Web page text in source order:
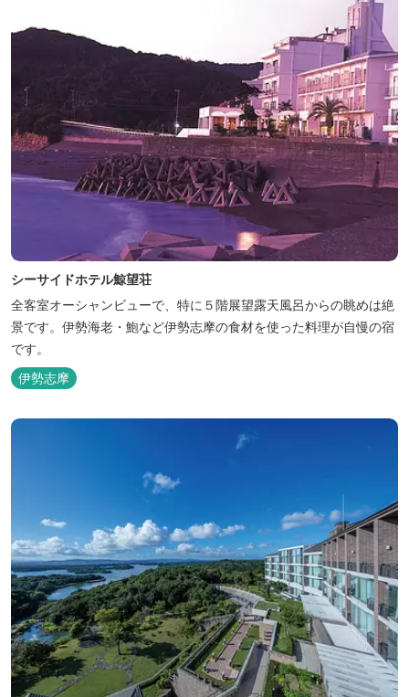
シーサイドホテル鯨望荘
全客室オーシャンビューで、特に５階展望露天風呂からの眺めは絶
景です。伊勢海老・鮑など伊勢志摩の食材を使った料理が自慢の宿
です。
伊勢志摩